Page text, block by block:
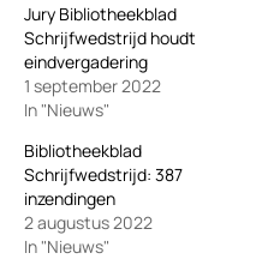
Jury Bibliotheekblad
Schrijfwedstrijd houdt
eindvergadering
1 september 2022
In "Nieuws"
Bibliotheekblad
Schrijfwedstrijd: 387
inzendingen
2 augustus 2022
In "Nieuws"